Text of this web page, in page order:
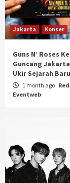
Jakarta Konser
Guns N’ Roses
Guncang
Ukir Sejarah
1 month ago
Eventweb